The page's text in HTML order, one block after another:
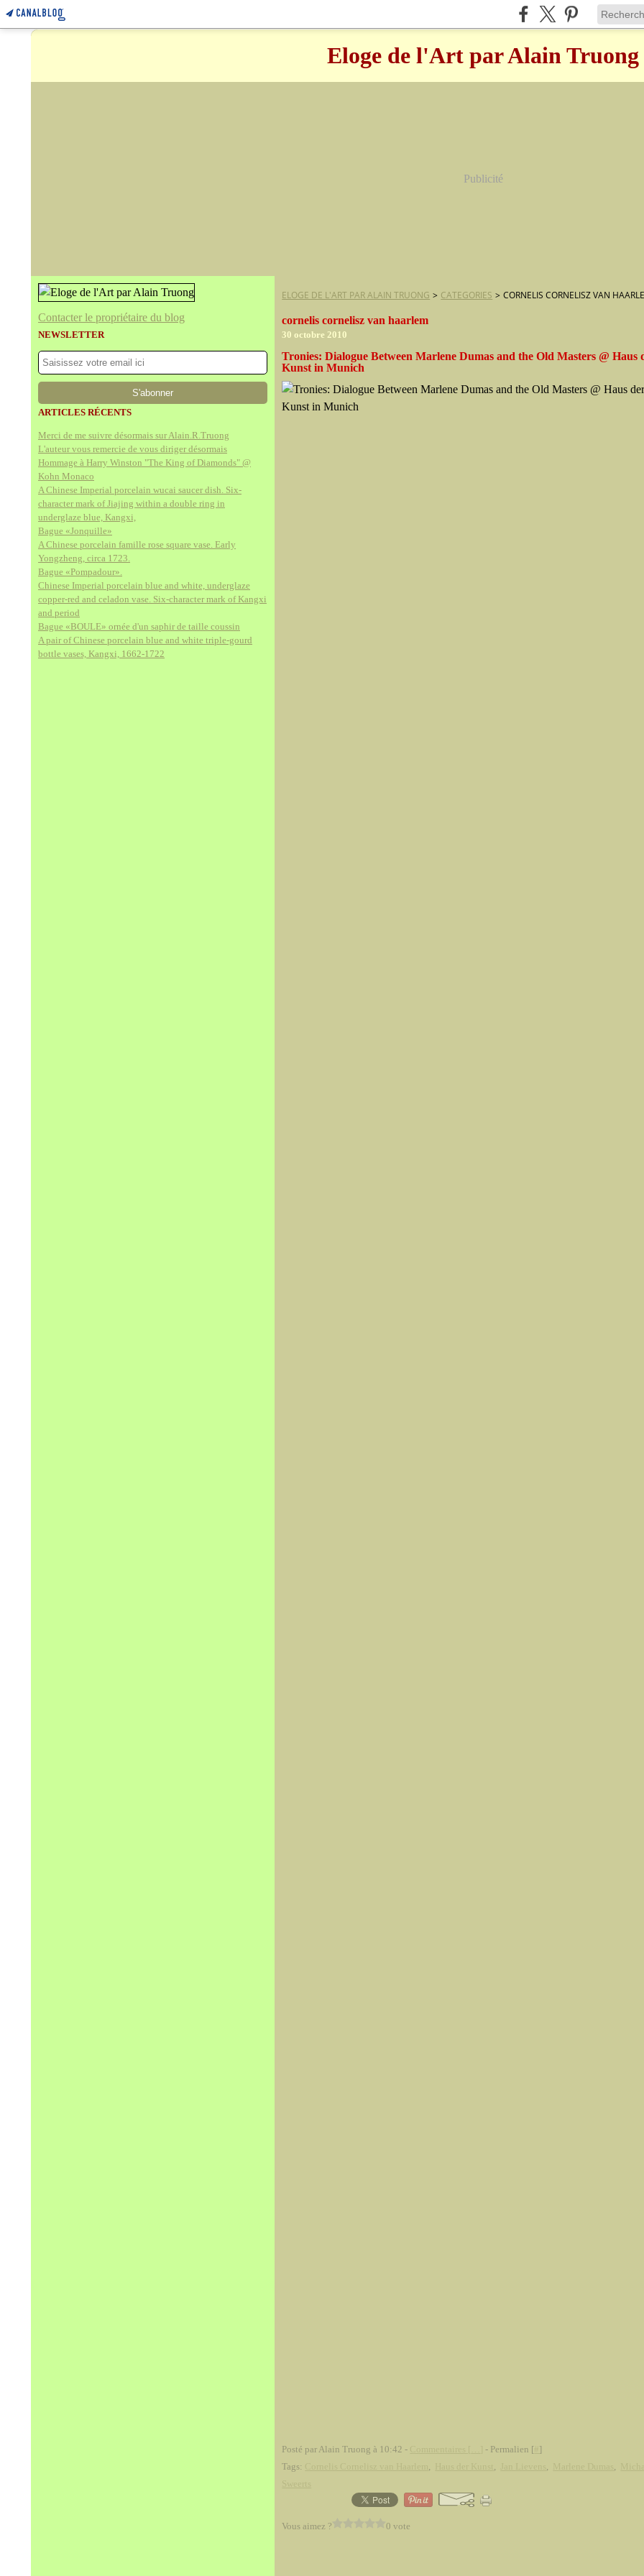
Eloge de l'Art par Alain Truong
Publicité
Contacter le propriétaire du blog
NEWSLETTER
ARTICLES RÉCENTS
Merci de me suivre désormais sur Alain.R.Truong
L'auteur vous remercie de vous diriger désormais
Hommage à Harry Winston "The King of Diamonds" @
Kohn Monaco
A Chinese Imperial porcelain wucai saucer dish. Six-
character mark of Jiajing within a double ring in
underglaze blue, Kangxi,
Bague «Jonquille»
A Chinese porcelain famille rose square vase. Early
Yongzheng, circa 1723.
Bague «Pompadour».
Chinese Imperial porcelain blue and white, underglaze
copper-red and celadon vase. Six-character mark of Kangxi
and period
Bague «BOULE» ornée d'un saphir de taille coussin
A pair of Chinese porcelain blue and white triple-gourd
bottle vases, Kangxi, 1662-1722
ELOGE DE L'ART PAR ALAIN TRUONG > CATEGORIES > CORNELIS CORNELISZ VAN
cornelis cornelisz van haarlem
30 octobre 2010
Tronies: Dialogue Between Marlene Dumas and the Old Masters @ Haus
Kunst in Munich
Posté par Alain Truong à 10:42 - - Permalien [ ]
Tags:
, , , ,
Vous aimez ? 0 vote